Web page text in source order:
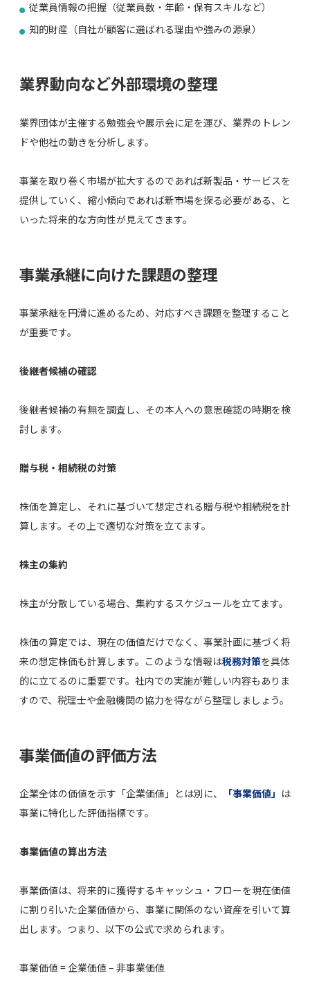
従業員情報の把握（従業員数・年齢・保有スキルなど）
知的財産（自社が顧客に選ばれる理由や強みの源泉）
業界動向など外部環境の整理
業界団体が主催する勉強会や展示会に足を運び、業界のトレン
ドや他社の動きを分析します。
事業を取り巻く市場が拡大するのであれば新製品・サービスを
提供していく、縮小傾向であれば新市場を探る必要がある、と
いった将来的な方向性が見えてきます。
事業承継に向けた課題の整理
事業承継を円滑に進めるため、対応すべき課題を整理すること
が重要です。
後継者候補の確認
後継者候補の有無を調査し、その本人への意思確認の時期を検
討します。
贈与税・相続税の対策
株価を算定し、それに基づいて想定される贈与税や相続税を計
算します。その上で適切な対策を立てます。
株主の集約
株主が分散している場合、集約するスケジュールを立てます。
株価の算定では、現在の価値だけでなく、事業計画に基づく将
来の想定株価も計算します。このような情報は税務対策を具体
的に立てるのに重要です。社内での実施が難しい内容もありま
すので、税理士や金融機関の協力を得ながら整理しましょう。
事業価値の評価方法
企業全体の価値を示す「企業価値」とは別に、 「事業価値」 は
事業に特化した評価指標です。
事業価値の算出方法
事業価値は、将来的に獲得するキャッシュ・フローを現在価値
に割り引いた企業価値から、事業に関係のない資産を引いて算
出します。つまり、以下の公式で求められます。
事業価値 = 企業価値 – 非事業価値